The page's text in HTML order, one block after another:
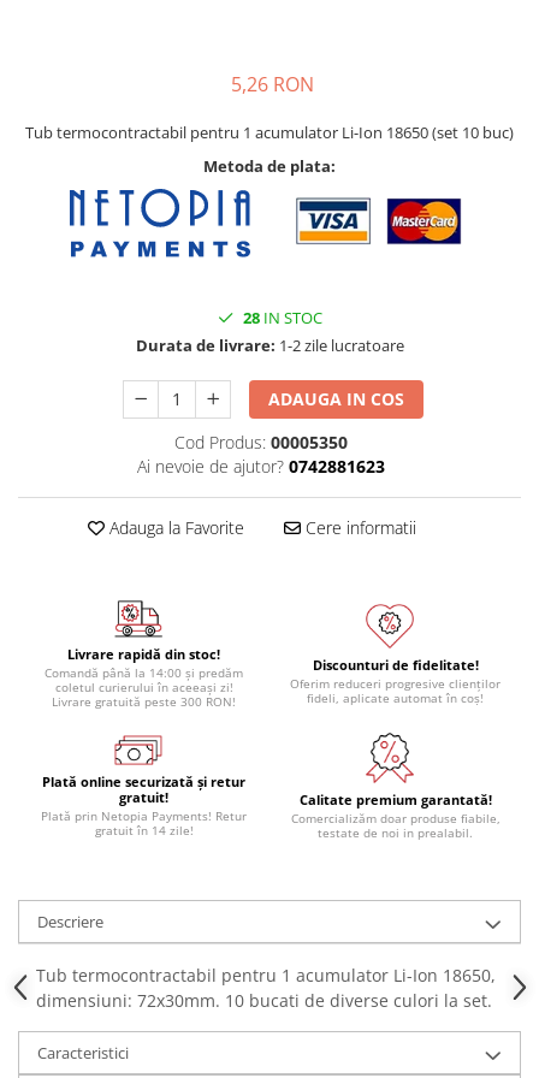
Extrudere si accesorii
Rulmenti
CNC si accesorii CNC
Module balansare
Incarcare, descarcare si afisare
Accesorii baterii si acumulatori
Arduino si ESP32
Placi dezvoltare
Module Wireless
Senzori Arduino
Accesorii si componente
pentru Arduino
Termostate
Ecrane LCD, TFT, OLED
Motoare si variatoare
Variatoare turatie motoare
Surse de alimentare
Alimentatoare AC-DC
Invertoare DC-AC
5,26 RON
Tub termocontractabil pentru 1 acumulator Li-Ion 18650 (set 10 buc)
Metoda de plata:
28IN STOC
Durata de livrare: 1-2 zile lucratoare
ADAUGA IN COS
Cod Produs: 00005350
Ai nevoie de ajutor? 0742881623
Adauga la Favorite Cere informatii
Livrare rapidă din stoc!
Comandă până la 14:00 și predăm
coletul curierului în aceeași zi!
Livrare gratuită peste 300 RON!
Discounturi de fidelitate!
Oferim reduceri progresive clienților
fideli, aplicate automat în coș!
Plată online securizată și retur
gratuit!
Plată prin Netopia Payments! Retur
gratuit în 14 zile!
Calitate premium garantată!
Comercializăm doar produse fiabile,
testate de noi in prealabil.
Descriere
Tub termocontractabil pentru 1 acumulator Li-Ion 18650,
dimensiuni: 72x30mm. 10 bucati de diverse culori la set.
Caracteristici